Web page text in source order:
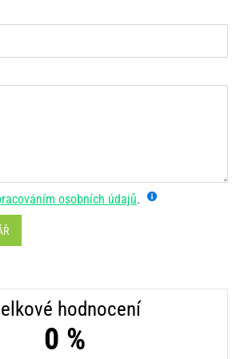
osobních údajů.
hodnocení
0 %